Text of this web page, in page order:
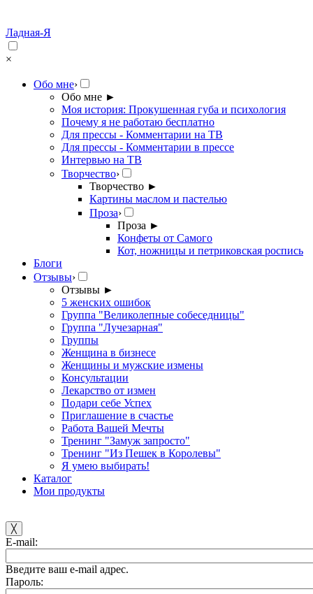
Ладная-Я
×
Обо мне›
Обо мне ►
Моя история: Прокушенная губа и психология
Почему я не работаю бесплатно
Для прессы - Комментарии на ТВ
Для прессы - Комментарии в прессе
Интервью на ТВ
Творчество›
Творчество ►
Картины маслом и пастелью
Проза›
Проза ►
Конфеты от Самого
Кот, ножницы и петриковская роспись
Блоги
Отзывы›
Отзывы ►
5 женских ошибок
Группа "Великолепные собеседницы"
Группа "Лучезарная"
Группы
Женщина в бизнесе
Женщины и мужские измены
Консультации
Лекарство от измен
Подари себе Успех
Приглашение в счастье
Работа Вашей Мечты
Тренинг "Замуж запросто"
Тренинг "Из Пешек в Королевы"
Я умею выбирать!
Каталог
Мои продукты
╳
E-mail:
Введите ваш e-mail адрес.
Пароль: